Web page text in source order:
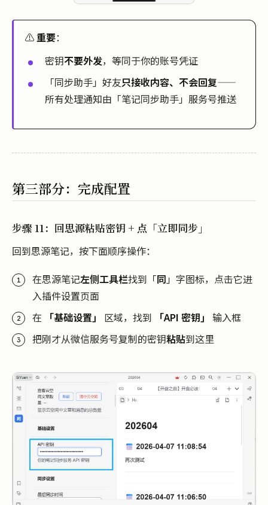
⚠️重要：
密钥不要外发，等同于你的账号凭证
「同步助手」好友只接收内容、不会回复——
所有处理通知由「笔记同步助手」服务号推送
第三部分：完成配置
步骤 11：回思源粘贴密钥 + 点「立即同步」
回到思源笔记，按下面顺序操作：
在思源笔记左侧工具栏找到「同 」字图标，点击它进
入插件设置页面
在
「基础设置」 区域，找到 「API 密钥」 输入框
把刚才从微信服务号复制的密钥粘贴到这里